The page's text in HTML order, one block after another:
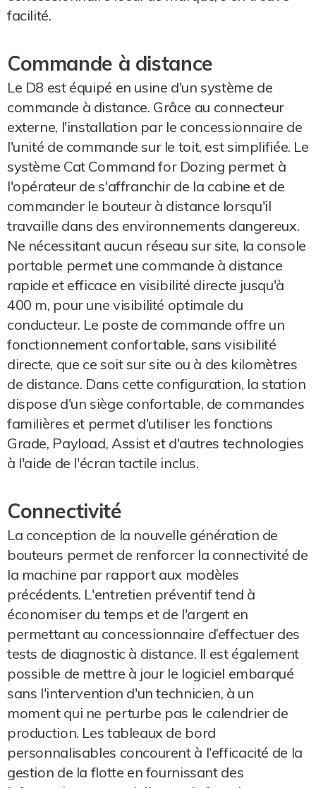
facilité.
Commande à distance
Le D8 est équipé en usine d'un système de
commande à distance. Grâce au connecteur
externe, l'installation par le concessionnaire de
l'unité de commande sur le toit, est simplifiée. Le
système Cat Command for Dozing permet à
l'opérateur de s'affranchir de la cabine et de
commander le bouteur à distance lorsqu'il
travaille dans des environnements dangereux.
Ne nécessitant aucun réseau sur site, la console
portable permet une commande à distance
rapide et efficace en visibilité directe jusqu'à
400 m, pour une visibilité optimale du
conducteur. Le poste de commande offre un
fonctionnement confortable, sans visibilité
directe, que ce soit sur site ou à des kilomètres
de distance. Dans cette configuration, la station
dispose d'un siège confortable, de commandes
familières et permet d'utiliser les fonctions
Grade, Payload, Assist et d'autres technologies
à l'aide de l'écran tactile inclus.
Connectivité
La conception de la nouvelle génération de
bouteurs permet de renforcer la connectivité de
la machine par rapport aux modèles
précédents. L'entretien préventif tend à
économiser du temps et de l'argent en
permettant au concessionnaire d’effectuer des
tests de diagnostic à distance. Il est également
possible de mettre à jour le logiciel embarqué
sans l'intervention d'un technicien, à un
moment qui ne perturbe pas le calendrier de
production. Les tableaux de bord
personnalisables concourent à l'efficacité de la
gestion de la flotte en fournissant des